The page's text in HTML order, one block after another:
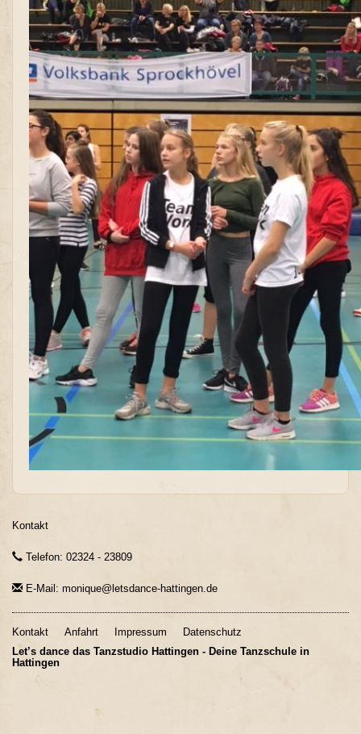
Kontakt
Telefon: 02324 - 23809
E-Mail: monique@letsdance-hattingen.de
Kontakt Anfahrt Impressum
Datenschutz
Let’s dance das Tanzstudio Hattingen - Deine Tanzschule in
Hattingen